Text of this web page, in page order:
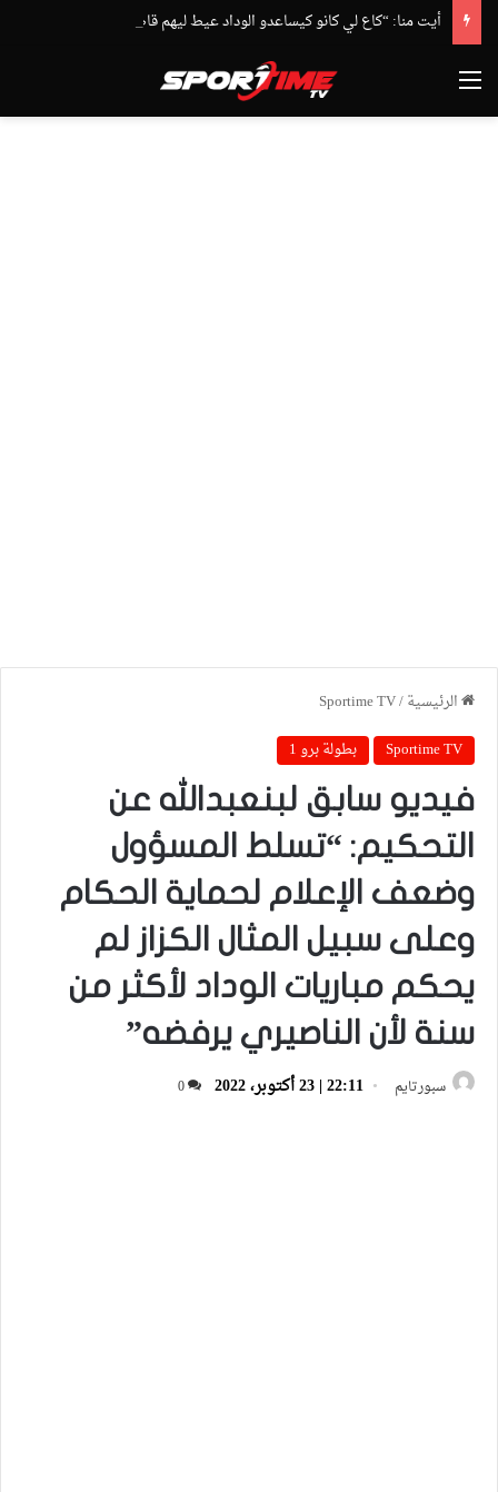
القائمة
الرئيسية/
Sportime TV
Sportime TV
بطولة برو 1
فيديو سابق لبنعبدالله عن
التحكيم: “تسلط المسؤول
وضعف الإعلام لحماية الحكام
وعلى سبيل المثال الكزاز لم
يحكم مباريات الوداد لأكثر من
سنة لأن الناصيري يرفضه”
سبورتايم 22:11 | 23 أكتوبر، 2022 0